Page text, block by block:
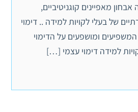
מאפיינים קוגניטיביים,
של בעלי לקויות למידה .. דימוי
ומושפעים על הדימוי
למידה דימוי עצמי […]